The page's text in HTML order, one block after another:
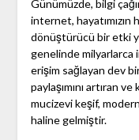
Günümüzde, bilgi
internet, hayatımızın
dönüştürücü bir etki
genelinde milyarlarca
erişim sağlayan dev
paylaşımını artıran
mucizevi keşif,
haline gelmiştir.